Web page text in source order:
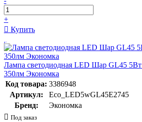
+
Купить
Лампа светодиодная LED Шар GL45
350лм Экономка
Код товара: 3386948
Артикул:
Eco_LED5wGL45E2745
Бренд:
Экономка
Под заказ